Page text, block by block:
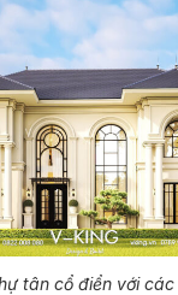
tân cổ điển với các